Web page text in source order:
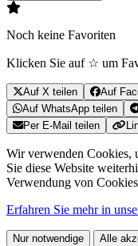
Noch keine Favoriten
Klicken Sie auf ☆ um
Auf X teilen Auf
Auf WhatsApp teilen
Per E-Mail teilen
Wir verwenden Cookies,
Sie diese Website
Verwendung von
Erfahren Sie mehr in
Nur notwendige Alle